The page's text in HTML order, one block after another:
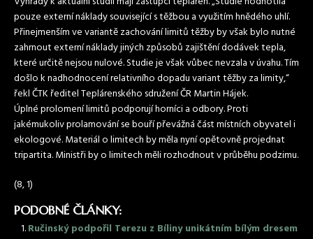
pouze externí náklady související s těžbou a využitím hnědého uhlí.
Přinejmenším ve variantě zachování limitů těžby by však bylo nutné
zahrnout externí náklady jiných způsobů zajištění dodávek tepla,
které určitě nejsou nulové. Studie je však vůbec nevzala v úvahu. Tím
došlo k nadhodnocení relativního dopadu variant těžby za limity,“
řekl ČTK ředitel Teplárenského sdružení ČR Martin Hájek.
Úplné prolomení limitů podporují horníci a odbory. Proti
jakémukoliv prolamování se bouří převážná část místních obyvatel i
ekologové. Materiál o limitech by měla nyní opětovně projednat
tripartita. Ministři by o limitech měli rozhodnout v průběhu podzimu.
(8, 1)
PODOBNÉ ČLÁNKY:
Ručinský podpořil Terezu z Bíliny unikátním bílým dresem